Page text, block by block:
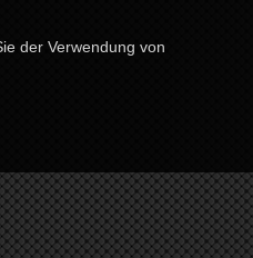
der Verwendung von